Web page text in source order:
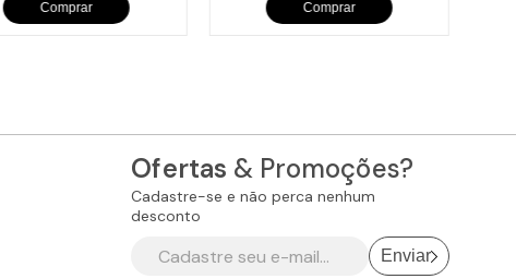
Comprar Comprar
Ofertas & Promoções?
Cadastre-se e não perca nenhum
desconto
Enviar